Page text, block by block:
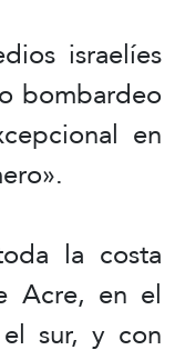
israelíes
bombardeo
en
la costa
Acre, en el
sur, y con